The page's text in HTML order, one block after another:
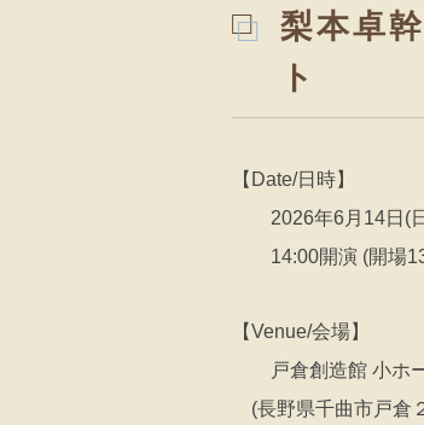
梨本卓
ト
【Date/日時】
2026年6月14日(
14:00開演 (開場
【Venue/会場】
戸倉創造館 小ホ
(長野県千曲市戸倉